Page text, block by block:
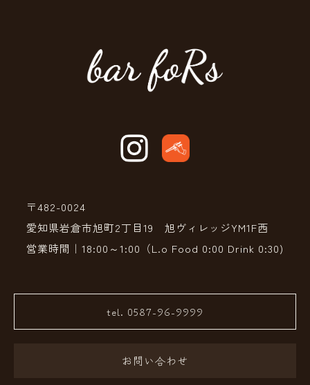
〒482-0024
愛知県岩倉市旭町2丁目19 旭ヴィレッジYM1F西
営業時間｜18:00～1:00（L.o Food 0:00 Drink 0:30)
tel. 0587-96-9999
お問い合わせ